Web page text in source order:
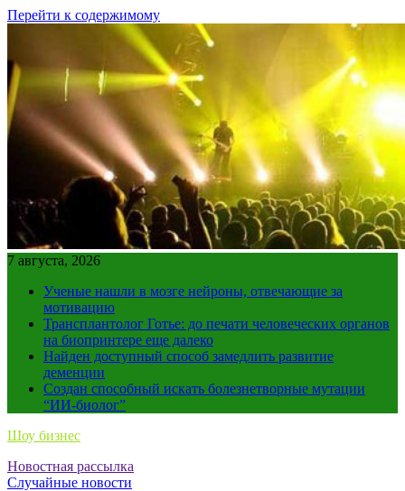
Перейти к содержимому
7 августа, 2026
Ученые нашли в мозге нейроны, отвечающие за
мотивацию
Трансплантолог Готье: до печати человеческих органов
на биопринтере еще далеко
Найден доступный способ замедлить развитие
деменции
Создан способный искать болезнетворные мутации
“ИИ-биолог”
Шоу бизнес
Новостная рассылка
Случайные новости